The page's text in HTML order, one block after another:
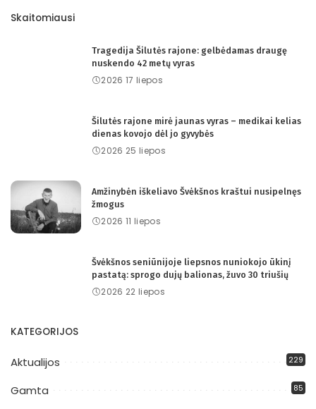
Skaitomiausi
Tragedija Šilutės rajone: gelbėdamas draugę
nuskendo 42 metų vyras
2026 17 liepos
Šilutės rajone mirė jaunas vyras – medikai kelias
dienas kovojo dėl jo gyvybės
2026 25 liepos
Amžinybėn iškeliavo Švėkšnos kraštui nusipelnęs
žmogus
2026 11 liepos
Švėkšnos seniūnijoje liepsnos nuniokojo ūkinį
pastatą: sprogo dujų balionas, žuvo 30 triušių
2026 22 liepos
KATEGORIJOS
Aktualijos 229
Gamta 85